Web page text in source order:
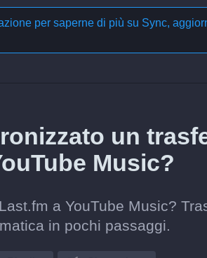
per saperne di più su Sync,
un
Music?
a YouTube Music?
in pochi passaggi.